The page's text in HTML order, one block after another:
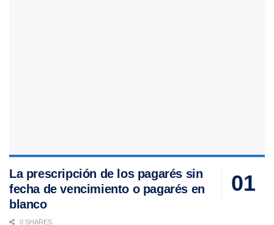
La prescripción de los pagarés sin
fecha de vencimiento o pagarés en
blanco
0 SHARES